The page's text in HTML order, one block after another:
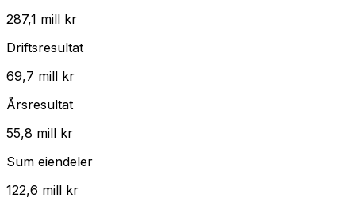
287,1 mill kr
Driftsresultat
69,7 mill kr
Årsresultat
55,8 mill kr
Sum eiendeler
122,6 mill kr